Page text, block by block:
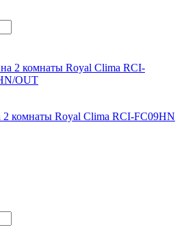
2 комнаты Royal Clima RCI-FC09HN